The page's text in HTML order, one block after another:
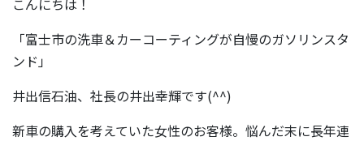
「富士市の洗車＆カーコーティングが自慢のガソリンスタ
ンド」
井出信石油、社長の井出幸輝です(^^)
新車の購入を考えていた女性のお客様。悩んだ末に長年連